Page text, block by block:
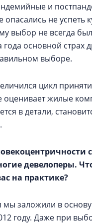
и
не успеть
выбор не всегда
года основной страх
выборе.
цикл
оценивает жилые
в детали,
девелоперы.
на практике?
заложили в
году. Даже при